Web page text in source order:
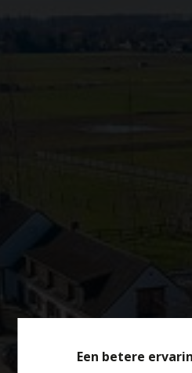
Een betere